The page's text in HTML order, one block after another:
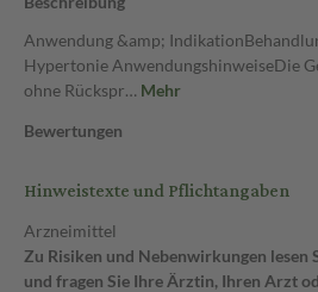
Anwendung &amp;
Hypertonie AnwendungshinweiseDie
ohne Rückspr… Mehr
Bewertungen
Hinweistexte und Pflichtangaben
Arzneimittel
Zu Risiken und Nebenwirkungen lesen
und fragen Sie Ihre Ärztin, Ihren Arzt